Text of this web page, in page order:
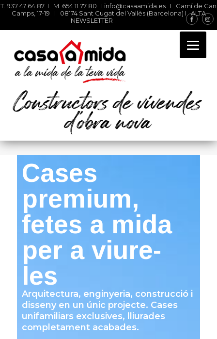
T. 937 47 64 87 I M. 654 11 77 80 I info@casaamida.es I Camí de Can
Camps, 17-19 I 08174 Sant Cugat del Vallès (Barcelona) IALTA
NEWSLETTER
Constructors d’obra nova
industrialitzada i
customitzada
Cases
premium,
fetes a mida
per a viure-
les
Arquitectura, enginyeria, construcció i
disseny en un únic projecte. Cases
unifamiliars exclusives, lliurades
completament acabades.